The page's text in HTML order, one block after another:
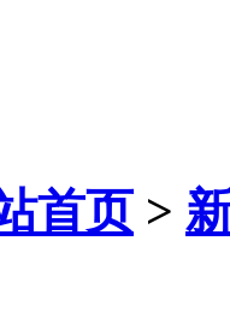
首页>